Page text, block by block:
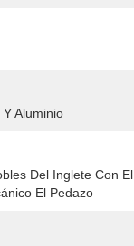
Aluminio
Del Inglete Con
El Pedazo